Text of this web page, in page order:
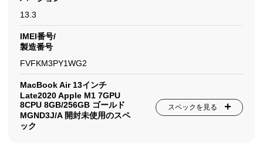
13.3
IMEI番号/
製造番号
FVFKM3PY1WG2
MacBook Air 13インチ
Late2020 Apple M1 7GPU
8CPU 8GB/256GB ゴールド
MGND3J/A 開封未使用のスペ
ック
スペックを見る